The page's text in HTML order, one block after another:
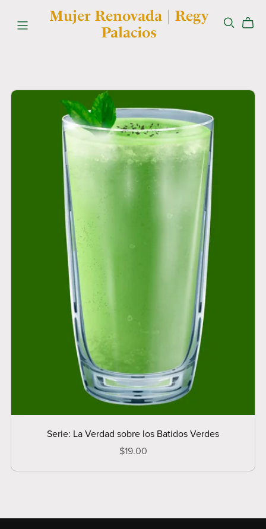
Mujer Renovada | Regy
Palacios
Serie: La Verdad sobre los Batidos Verdes
$19.00